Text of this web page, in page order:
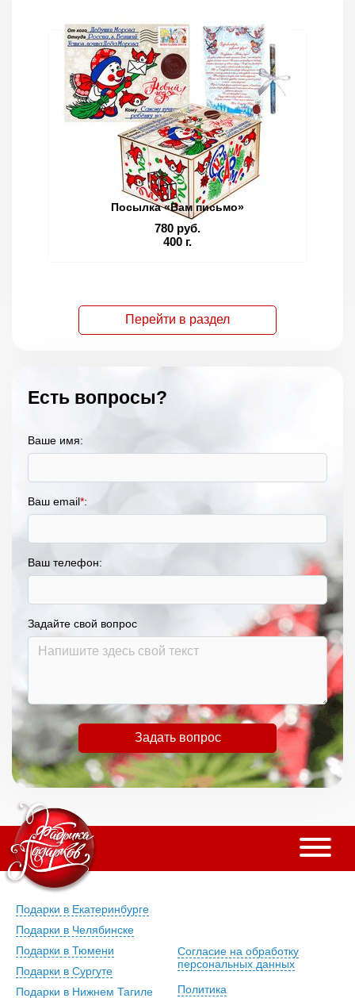
Посылка «Вам письмо»
780 руб.
400 г.
Перейти в раздел
Есть вопросы?
Ваше имя:
Ваш email*:
Ваш телефон:
Задайте свой вопрос
Задать вопрос
Подарки в Екатеринбурге
Подарки в Челябинске
Подарки в Тюмени
Подарки в Сургуте
Подарки в Нижнем Тагиле
Согласие на обработку
персональных данных
Политика